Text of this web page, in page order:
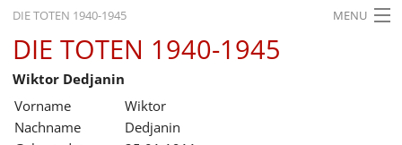
DIE TOTEN 1940-1945 MENU
STARTSEITE
AKTUELLES
AUSSTELLUNGEN
DIE TOTEN 1940-1945
Wiktor Dedjanin
Vorname
Wiktor
Nachname
Dedjanin